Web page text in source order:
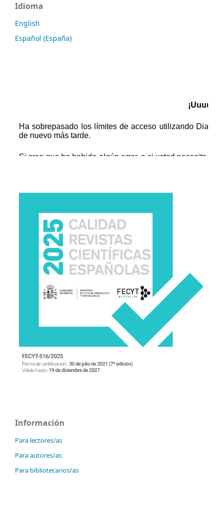
Idioma
English
Español (España)
Información
Para lectores/as
Para autores/as
Para bibliotecarios/as